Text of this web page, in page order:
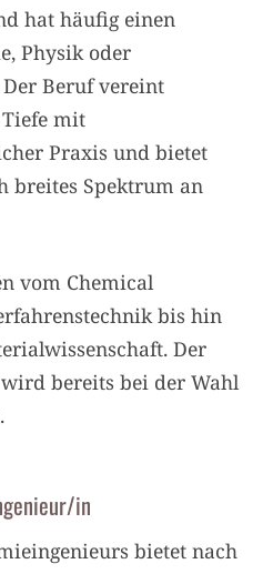
hat häufig einen
Physik oder
Beruf vereint
mit
Praxis und bietet
breites Spektrum an
vom Chemical
bis hin
Der
bereits bei der Wahl
in
bietet nach